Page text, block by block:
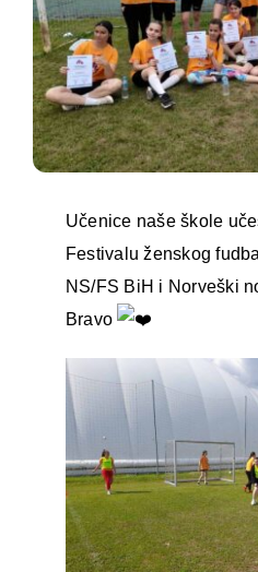
Učenice naše škole
Festivalu ženskog
NS/FS BiH i Norveški
Bravo